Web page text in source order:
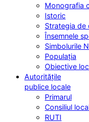
Monografia
Istoric
Strategia de
Însemnele
Simbolurile
Populația
Obiective
Autoritățile
publice locale
Primarul
Consiliul
RUTI